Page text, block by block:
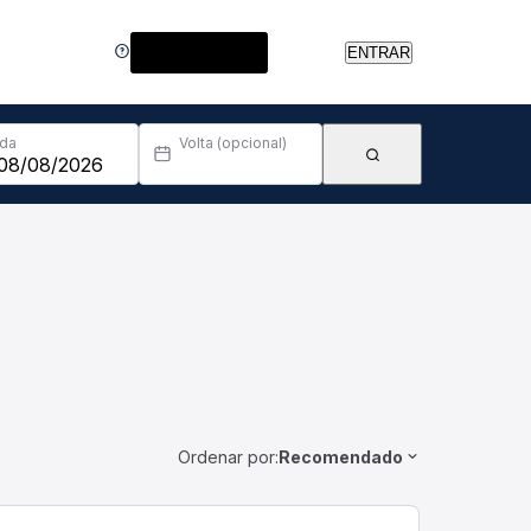
ENTRAR
Volta (opcional)
Ordenar por:Recomendado